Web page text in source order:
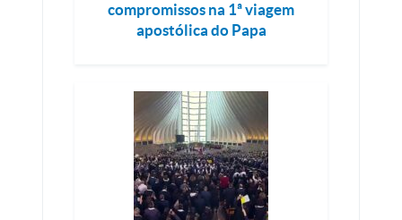
compromissos na 1ª viagem
apostólica do Papa